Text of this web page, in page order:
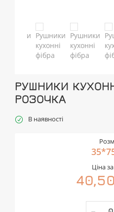
РУШНИКИ
РОЗОЧКА
В наявності
Ціна